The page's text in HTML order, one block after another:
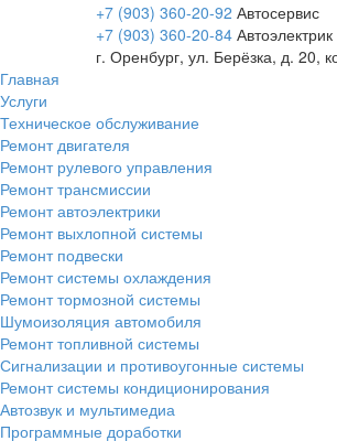
+7 (903) 360-20-92 Автосервис
+7 (903) 360-20-84 Автоэлектрик
г. Оренбург, ул. Берёзка, д. 20,
Главная
Услуги
Техническое обслуживание
Ремонт двигателя
Ремонт рулевого управления
Ремонт трансмиссии
Ремонт автоэлектрики
Ремонт выхлопной системы
Ремонт подвески
Ремонт системы охлаждения
Ремонт тормозной системы
Шумоизоляция автомобиля
Ремонт топливной системы
Сигнализации и противоугонные системы
Ремонт системы кондиционирования
Автозвук и мультимедиа
Программные доработки